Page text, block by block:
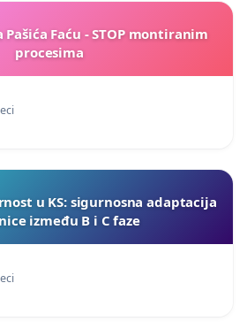
Pašića Faću - STOP montiranim
procesima
u KS: sigurnosna adaptacija
između B i C faze